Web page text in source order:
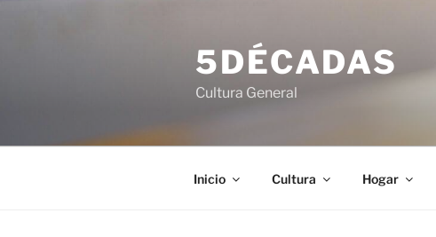
5DÉCADAS
Cultura General
Inicio Cultura Hogar